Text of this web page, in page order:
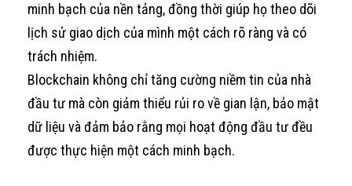
minh bạch của nền tảng, đồng thời giúp họ theo dõi
lịch sử giao dịch của mình một cách rõ ràng và có
trách nhiệm.
Blockchain không chỉ tăng cường niềm tin của nhà
đầu tư mà còn giảm thiểu rủi ro về gian lận, bảo mật
dữ liệu và đảm bảo rằng mọi hoạt động đầu tư đều
được thực hiện một cách minh bạch.